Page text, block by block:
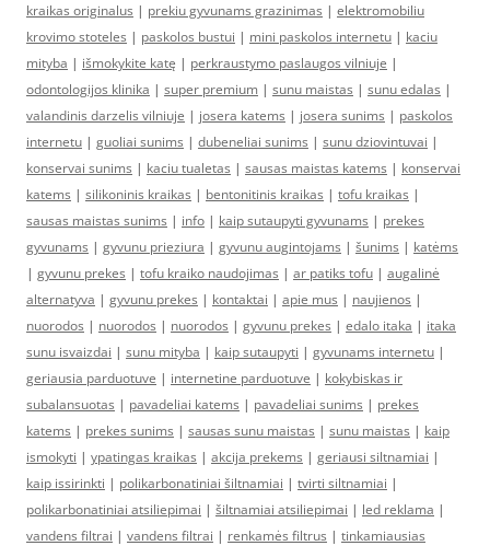
kraikas originalus | prekiu gyvunams grazinimas | elektromobiliu
krovimo stoteles | paskolos bustui | mini paskolos internetu | kaciu
mityba | išmokykite katę | perkraustymo paslaugos vilniuje |
odontologijos klinika | super premium | sunu maistas | sunu edalas |
valandinis darzelis vilniuje | josera katems | josera sunims | paskolos
internetu | guoliai sunims | dubeneliai sunims | sunu dziovintuvai |
konservai sunims | kaciu tualetas | sausas maistas katems | konservai
katems | silikoninis kraikas | bentonitinis kraikas | tofu kraikas |
sausas maistas sunims | info | kaip sutaupyti gyvunams | prekes
gyvunams | gyvunu prieziura | gyvunu augintojams | šunims | katėms
| gyvunu prekes | tofu kraiko naudojimas | ar patiks tofu | augalinė
alternatyva | gyvunu prekes | kontaktai | apie mus | naujienos |
nuorodos | nuorodos | nuorodos | gyvunu prekes | edalo itaka | itaka
sunu isvaizdai | sunu mityba | kaip sutaupyti | gyvunams internetu |
geriausia parduotuve | internetine parduotuve | kokybiskas ir
subalansuotas | pavadeliai katems | pavadeliai sunims | prekes
katems | prekes sunims | sausas sunu maistas | sunu maistas | kaip
ismokyti | ypatingas kraikas | akcija prekems | geriausi siltnamiai |
kaip issirinkti | polikarbonatiniai šiltnamiai | tvirti siltnamiai |
polikarbonatiniai atsiliepimai | šiltnamiai atsiliepimai | led reklama |
vandens filtrai | vandens filtrai | renkamės filtrus | tinkamiausias